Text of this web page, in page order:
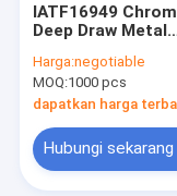
IATF16949
Deep Draw Metal
Harga:negotiable
MOQ:1000 pcs
dapatkan harga
Hubungi sekarang